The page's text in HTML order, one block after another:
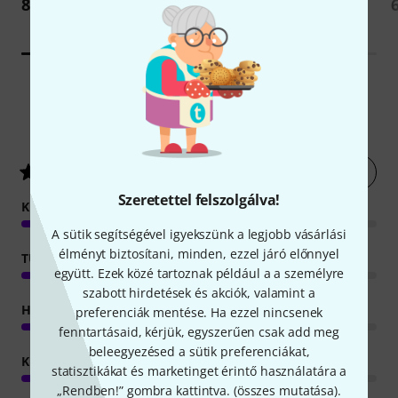
Szeretettel felszolgálva!
A sütik segítségével igyekszünk a legjobb vásárlási
élményt biztosítani, minden, ezzel járó előnnyel
együtt. Ezek közé tartoznak például a a személyre
szabott hirdetések és akciók, valamint a
preferenciák mentése. Ha ezzel nincsenek
fenntartásaid, kérjük, egyszerűen csak add meg
beleegyezésed a sütik preferenciákat,
statisztikákat és marketinget érintő használatára a
„Rendben!” gombra kattintva. (összes mutatása).
10 590 Ft
Ügyfelek értékelései
KEZELÉS
TULAJDONSAGOK
HANGZÁS
KIVITELEZÉS